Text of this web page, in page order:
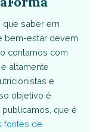
que saber em
bem-estar devem
contamos com
altamente
e
objetivo é
que é
fontes de